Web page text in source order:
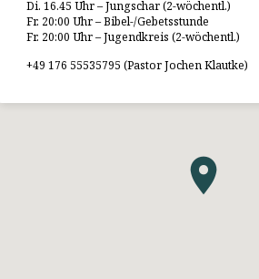
Di. 16.45 Uhr – Jungschar (2-wöchentl.)
Fr. 20:00 Uhr – Bibel-/Gebetsstunde
Fr. 20:00 Uhr – Jugendkreis (2-wöchentl.)
+49 176 55535795 (Pastor Jochen Klautke)